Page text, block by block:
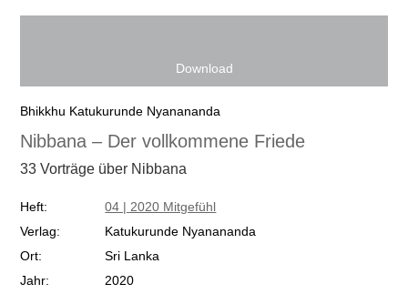
Download
Bhikkhu Katukurunde Nyanananda
Nibbana – Der vollkommene Friede
33 Vorträge über Nibbana
Heft:
04 | 2020 Mitgefühl
Verlag:
Katukurunde Nyanananda
Ort:
Sri Lanka
Jahr:
2020